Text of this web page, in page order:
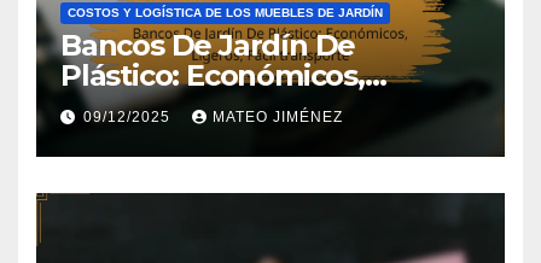
COSTOS Y LOGÍSTICA DE LOS MUEBLES DE JARDÍN
Bancos De Jardín De
Plástico: Económicos,
Ligeros, Fácil transporte
09/12/2025 MATEO JIMÉNEZ